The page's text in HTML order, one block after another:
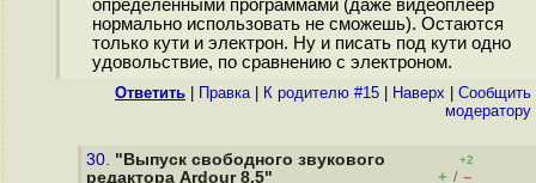
определёнными программами (даже видеоплеер
нормально использовать не сможешь). Остаются
только кути и электрон. Ну и писать под кути одно
удовольствие, по сравнению с электроном.
Ответить Правка| К родителю #15 Наверх
Cообщить
модератору
30. "Выпуск свободного звукового
редактора Ardour 8.5"
+2
+ / –